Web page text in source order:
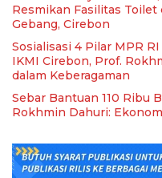
Resmikan Fasilitas
Gebang, Cirebon
Sosialisasi 4 Pilar MPR
IKMI Cirebon, Prof.
dalam Keberagaman
Sebar Bantuan 110 Ribu
Rokhmin Dahuri: